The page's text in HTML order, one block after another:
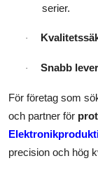
serier.
·
· Snabb
För företag som
och partner för
precision och hög